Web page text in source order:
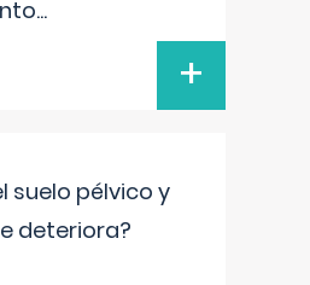
...
+
suelo pélvico y
deteriora?